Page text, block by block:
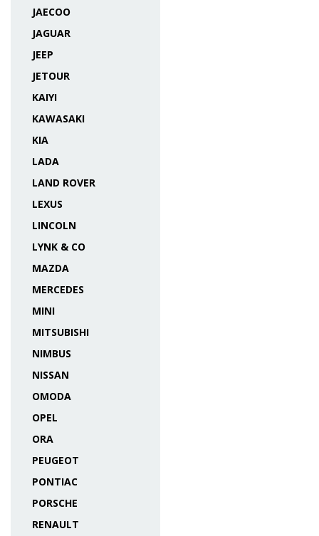
JAECOO
JAGUAR
JEEP
JETOUR
KAIYI
KAWASAKI
KIA
LADA
LAND ROVER
LEXUS
LINCOLN
LYNK & CO
MAZDA
MERCEDES
MINI
MITSUBISHI
NIMBUS
NISSAN
OMODA
OPEL
ORA
PEUGEOT
PONTIAC
PORSCHE
RENAULT